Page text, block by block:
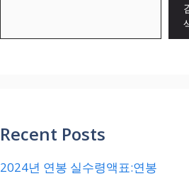
Recent Posts
2024년 연봉 실수령액표:연봉